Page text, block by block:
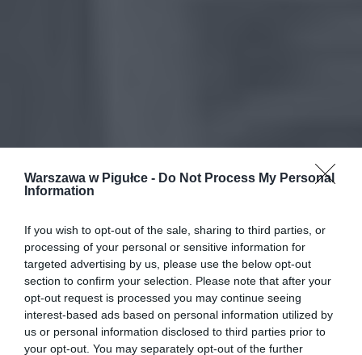
Warszawa w Pigułce - Do Not Process My Personal
Information
If you wish to opt-out of the sale, sharing to third parties, or
processing of your personal or sensitive information for
targeted advertising by us, please use the below opt-out
section to confirm your selection. Please note that after your
opt-out request is processed you may continue seeing
interest-based ads based on personal information utilized by
us or personal information disclosed to third parties prior to
your opt-out. You may separately opt-out of the further